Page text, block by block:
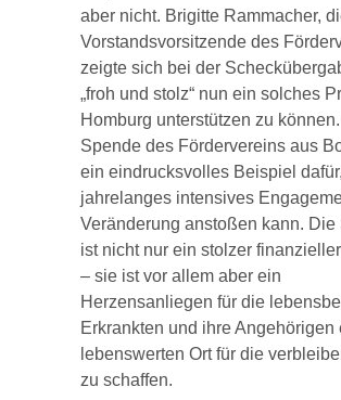
aber nicht. Brigitte Rammacher,
Vorstandsvorsitzende des
zeigte sich bei der
„froh und stolz“ nun ein solches
Homburg unterstützen zu
Spende des Fördervereins aus
ein eindrucksvolles Beispiel
jahrelanges intensives
Veränderung anstoßen kann. Die
ist nicht nur ein stolzer
– sie ist vor allem aber ein
Herzensanliegen für die
Erkrankten und ihre Angehörigen
lebenswerten Ort für die
zu schaffen.